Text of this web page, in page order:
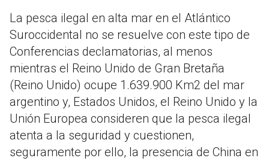
La pesca ilegal en alta mar en el Atlántico
Suroccidental no se resuelve con este tipo de
Conferencias declamatorias, al menos
mientras el Reino Unido de Gran Bretaña
(Reino Unido) ocupe 1.639.900 Km2 del mar
argentino y, Estados Unidos, el Reino Unido y la
Unión Europea consideren que la pesca ilegal
atenta a la seguridad y cuestionen,
seguramente por ello, la presencia de China en